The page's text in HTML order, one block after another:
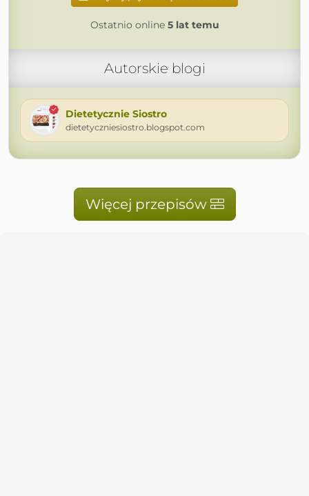
Ostatnio online 5 lat temu
Autorskie blogi
Dietetycznie Siostro
dietetyczniesiostro.blogspot.com
Więcej przepisów